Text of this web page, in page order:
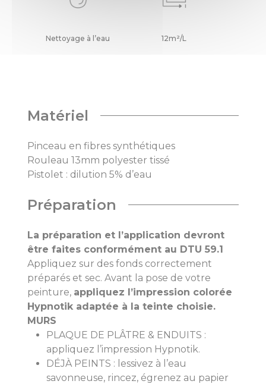
Nettoyage à l’eau 12m²/L
Matériel
Pinceau en fibres synthétiques
Rouleau 13mm polyester tissé
Pistolet : dilution 5% d’eau
Préparation
La préparation et l’application devront
être faites conformément au DTU 59.1
Appliquez sur des fonds correctement
préparés et sec. Avant la pose de votre
peinture, appliquez l’impression colorée
Hypnotik adaptée à la teinte choisie.
MURS
PLAQUE DE PLÂTRE & ENDUITS :
appliquez l’impression Hypnotik.
DÉJÀ PEINTS : lessivez à l’eau
savonneuse, rincez, égrenez au papier